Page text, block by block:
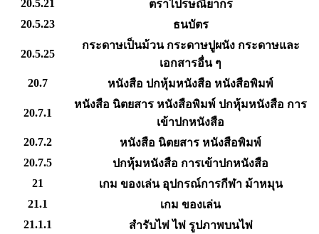
20.5.21
ตราไปรษณียากร
20.5.23
ธนบัตร
20.5.25
กระดาษเป็นม้วน กระดาษปูผนัง กระดาษและ
เอกสารอื่น ๆ
20.7
หนังสือ ปกหุ้มหนังสือ หนังสือพิมพ์
20.7.1
หนังสือ นิตยสาร หนังสือพิมพ์ ปกหุ้มหนังสือ การ
เข้าปกหนังสือ
20.7.2
หนังสือ นิตยสาร หนังสือพิมพ์
20.7.5
ปกหุ้มหนังสือ การเข้าปกหนังสือ
21
เกม ของเล่น อุปกรณ์การกีฬา ม้าหมุน
21.1
เกม ของเล่น
21.1.1
สำรับไพ่ ไพ่ รูปภาพบนไพ่